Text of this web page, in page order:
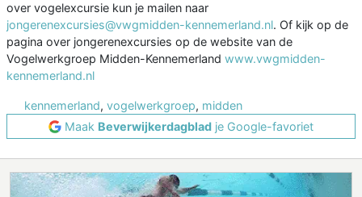
over vogelexcursie kun je mailen naar
jongerenexcursies@vwgmidden-kennemerland.nl. Of kijk op de
pagina over jongerenexcursies op de website van de
Vogelwerkgroep Midden-Kennemerland www.vwgmidden-
kennemerland.nl
kennemerland, vogelwerkgroep, midden
Maak Beverwijkerdagblad je Google-favoriet